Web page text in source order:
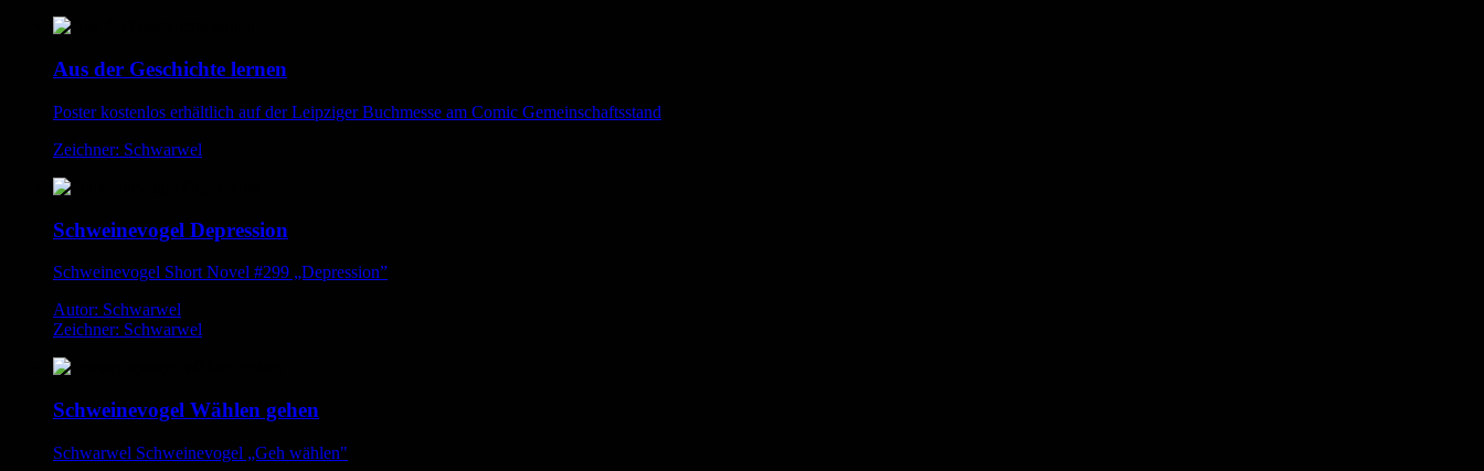
Aus der Geschichte lernen
Poster kostenlos erhältlich auf der Leipziger Buchmesse am Comic Gemeinschaftsstand
Zeichner: Schwarwel
Schweinevogel Depression
Schweinevogel Short Novel #299 „Depression”
Autor: Schwarwel
Zeichner: Schwarwel
Schweinevogel Wählen gehen
Schwarwel Schweinevogel „Geh wählen"